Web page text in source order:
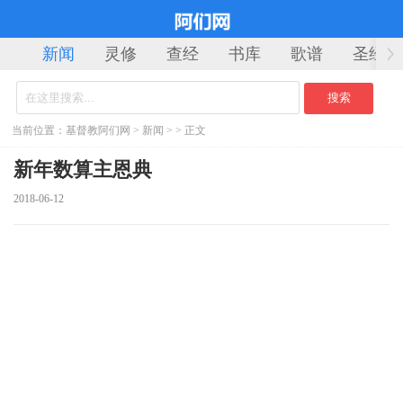
新闻 灵修 查经 书库 歌谱 圣经
当前位置： 基督教阿们网 > 新闻 > > 正文
新年数算主恩典
2018-06-12